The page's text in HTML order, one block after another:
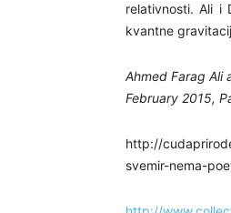
relativnosti. Ali i
kvantne
Ahmed Farag Ali
February 2015,
http://
svemir-nema-